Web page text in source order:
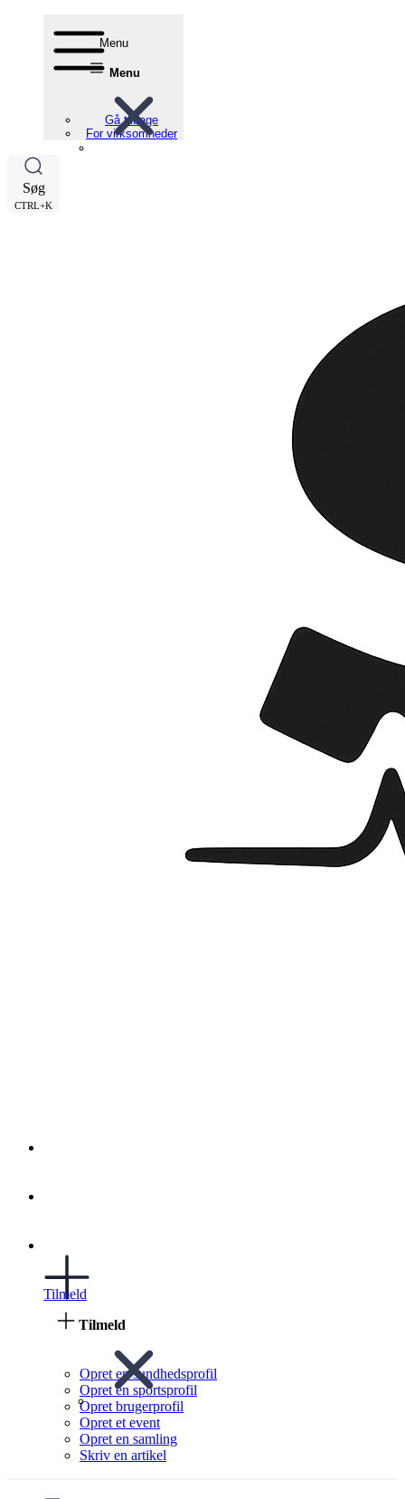
Menu
Menu
Gå tilbage
For virksomheder
Søg
CTRL+K
Tilmeld
Tilmeld
Opret en sundhedsprofil
Opret en sportsprofil
Opret brugerprofil
Opret et event
Opret en samling
Skriv en artikel